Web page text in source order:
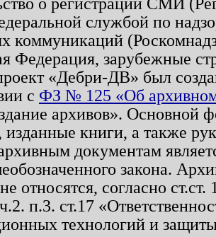
службой по
коммуникаций
Федерация, зарубежные
«Дебри-ДВ» был
с ФЗ № 125 «Об
архивов». Основной
книги, а также
документам
закона.
относятся, согласно
п.3. ст.17
технологий и